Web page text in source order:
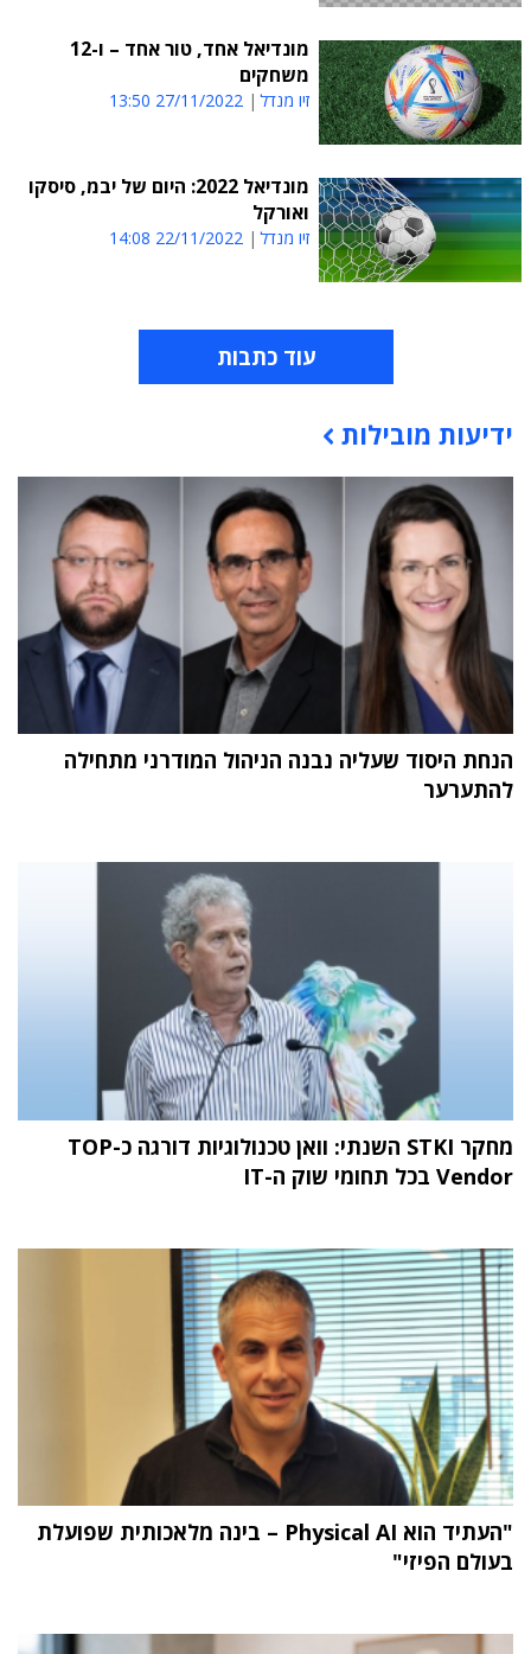
מונדיאל אחד, טור אחד – ו-12
משחקים
זיו מנדל 27/11/2022 13:50
מונדיאל 2022: היום של יבמ, סיסקו
ואורקל
זיו מנדל 22/11/2022 14:08
עוד כתבות
תוכן פרסומי
ידיעות מובילות
הנחת היסוד שעליה נבנה הניהול המודרני מתחילה
להתערער
מחקר STKI השנתי: וואן טכנולוגיות דורגה כ-TOP
Vendor בכל תחומי שוק ה-IT
"העתיד הוא Physical AI – בינה מלאכותית שפועלת
בעולם הפיזי"